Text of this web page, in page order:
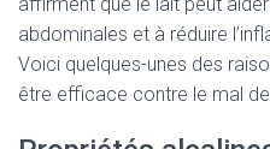
abdominales et à réduire
Voici quelques-unes des
être efficace contre le mal